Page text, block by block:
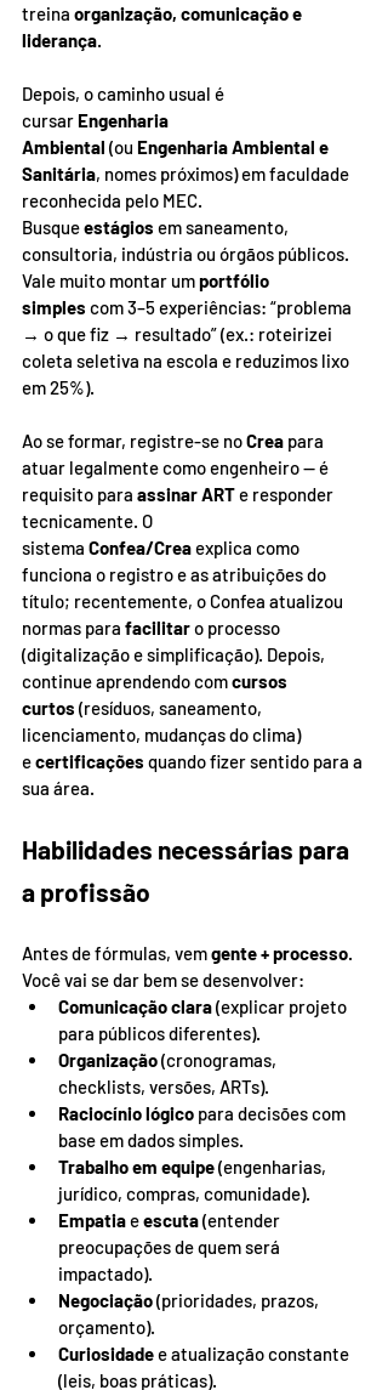
treina organização, comunicação e
liderança.
Depois, o caminho usual é
cursar Engenharia
Ambiental (ou Engenharia Ambiental e
Sanitária, nomes próximos) em faculdade
reconhecida pelo MEC.
Busque estágios em saneamento,
consultoria, indústria ou órgãos públicos.
Vale muito montar um portfólio
simples com 3–5 experiências: “problema
→ o que fiz → resultado” (ex.: roteirizei
coleta seletiva na escola e reduzimos lixo
em 25%).
Ao se formar, registre-se no Crea para
atuar legalmente como engenheiro — é
requisito para assinar ART e responder
tecnicamente. O
sistema Confea/Crea explica como
funciona o registro e as atribuições do
título; recentemente, o Confea atualizou
normas para facilitar o processo
(digitalização e simplificação). Depois,
continue aprendendo com cursos
curtos (resíduos, saneamento,
licenciamento, mudanças do clima)
e certificações quando fizer sentido para a
sua área.
Habilidades necessárias para
a profissão
Antes de fórmulas, vem gente + processo.
Você vai se dar bem se desenvolver:
Comunicação clara (explicar projeto
para públicos diferentes).
Organização (cronogramas,
checklists, versões, ARTs).
Raciocínio lógico para decisões com
base em dados simples.
Trabalho em equipe (engenharias,
jurídico, compras, comunidade).
Empatia e escuta (entender
preocupações de quem será
impactado).
Negociação (prioridades, prazos,
orçamento).
Curiosidade e atualização constante
(leis, boas práticas).